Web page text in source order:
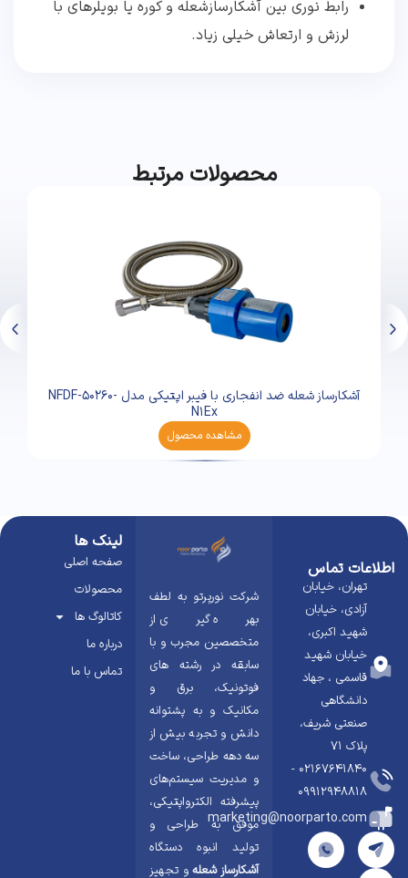
رابط نوری بین آشکارسازشعله و کوره یا بویلرهای با
لرزش و ارتعاش خیلی زیاد.
محصولات مرتبط
آشکارساز شعله ضد انفجاری با فیبر اپتیکی مدل NFDF-50260-
N1Ex
مشاهده محصول
اطلاعات تماس
تهران، خیابان
آزادی، خیابان
شهید اکبری،
خیابان شهید
قاسمی ، جهاد
دانشگاهی
صنعتی شریف،
پلاک ۷۱
02167641840 -
09912948818
marketing@noorparto.com
شرکت نورپرتو به لطف
بهره گیری از
متخصصین مجرب و با
سابقه در رشته های
فوتونیک، برق و
مکانیک و به پشتوانه
دانش و تجربه بیش از
سه دهه طراحی، ساخت
و مدیریت سیستم‌های
پیشرفته الکترواپتیکی،
موفق به طراحی و
تولید انبوه دستگاه
آشکارساز شعله و تجهیز
لینک ها
صفحه اصلی
محصولات
کاتالوگ ها
درباره ما
تماس با ما